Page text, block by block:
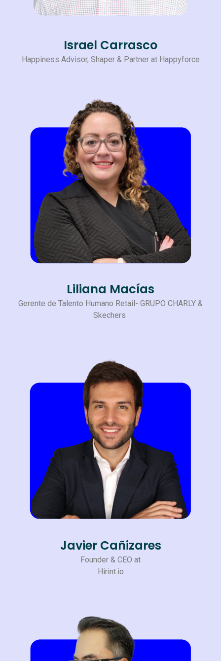
Israel Carrasco
Happiness Advisor, Shaper & Partner at Happyforce
Liliana Macías
Gerente de Talento Humano Retail- GRUPO CHARLY &
Skechers
Javier Cañizares
Founder & CEO at
Hirint.io